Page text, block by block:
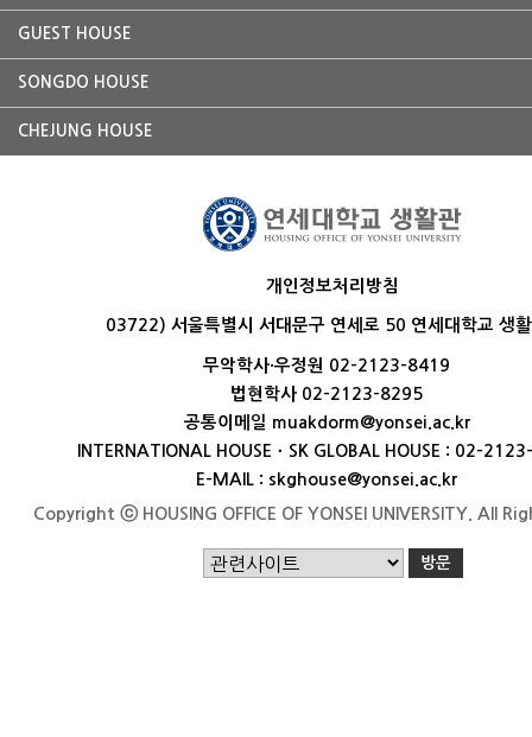
GUEST HOUSE
SONGDO HOUSE
CHEJUNG HOUSE
개인정보처리방침
03722) 서울특별시 서대문구 연세로 50 연세대학교 생
무악학사·우정원 02-2123-8419
법현학사 02-2123-8295
공통이메일 muakdorm@yonsei.ac.kr
INTERNATIONAL HOUSEㆍSK GLOBAL HOUSE : 02-
E-MAIL : skghouse@yonsei.ac.kr
Copyright ⓒ HOUSING OFFICE OF YONSEI UNIVERSITY. All